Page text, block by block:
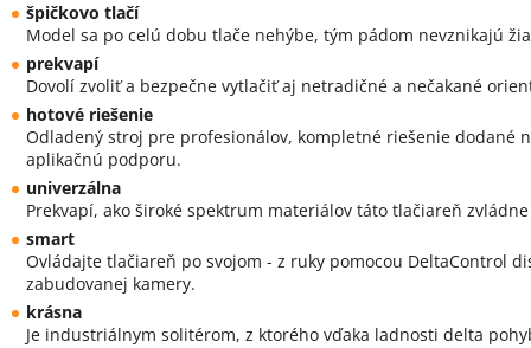
špičkovo tlačí
Model sa po celú dobu tlače nehýbe, tým pádom nevznikajú
prekvapí
Dovolí zvoliť a bezpečne vytlačiť aj netradičné a nečakané
hotové riešenie
Odladený stroj pre profesionálov, kompletné riešenie dodané
aplikačnú podporu.
univerzálna
Prekvapí, ako široké spektrum materiálov táto tlačiareň
smart
Ovládajte tlačiareň po svojom - z ruky pomocou DeltaControl
zabudovanej kamery.
krásna
Je industriálnym solitérom, z ktorého vďaka ladnosti delta